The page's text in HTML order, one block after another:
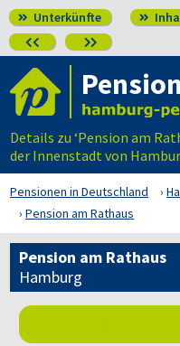
 Unterkünfte 
 
Details zu ‘Pension am
der Innenstadt von
Pensionen in Deutschland
Pension am Rathaus
Pension am Rathaus
Hamburg